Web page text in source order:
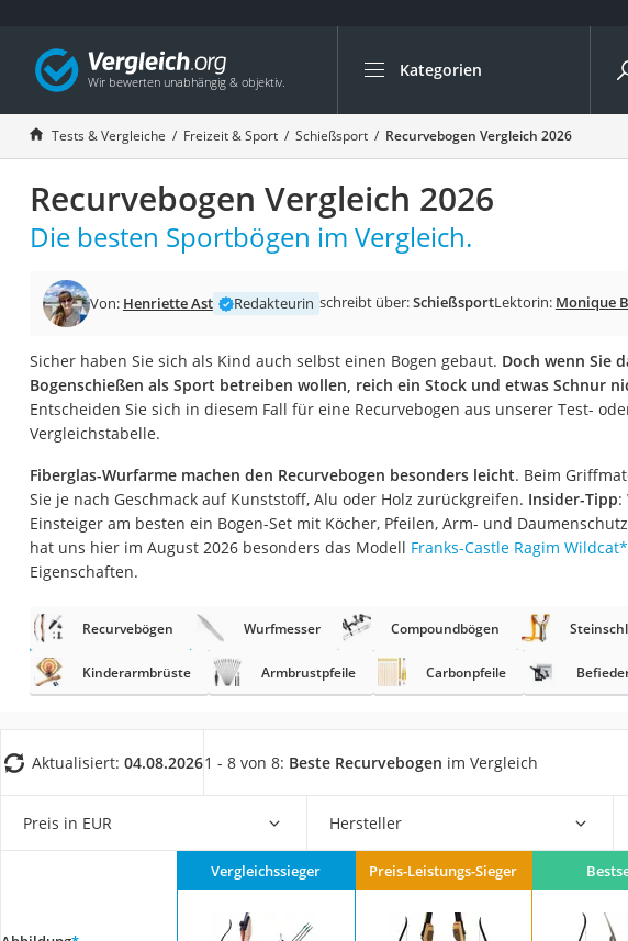
Kategorien
Die beliebtesten Vergleiche nach
Freizeit & Sport
Gartentrampolin
Trampolin
Metalldetektor
Eufab-Fahrradträger
Trampolin 366 cm
Aluminium-Koffer
Futterboot
E-Bike-Dreirad
Trekkingschuhe Herren
Reisetasche mit Rollen
Koffer
Nachtsichtgerät
Faltschloss
Vibrationsplatte
Sicherheitsweste Reiten
Service
Tests & Vergleiche Freizeit & Sport Schießsport Recurvebogen Vergleich 2026
Recurvebogen Vergleich 2026
Die besten Sportbögen im Vergleich.
Von: Henriette Ast Redakteurin schreibt über:SchießsportLektorin: Monique
Sicher haben Sie sich als Kind auch selbst einen Bogen gebaut. Doch wenn Sie
Bogenschießen als Sport betreiben wollen, reich ein Stock und etwas Schnur
Entscheiden Sie sich in diesem Fall für eine Recurvebogen aus unserer Test-
Vergleichstabelle.
Fiberglas-Wurfarme machen den Recurvebogen besonders leicht. Beim
Sie je nach Geschmack auf Kunststoff, Alu oder Holz zurückgreifen. Insider-Tipp:
Einsteiger am besten ein Bogen-Set mit Köcher, Pfeilen, Arm- und
hat uns hier im August 2026 besonders das Modell Franks-Castle Ragim Wildcat*
Eigenschaften.
Recurvebögen Wurfmesser Compoundbögen
Kinderarmbrüste Armbrustpfeile Carbonpfeile
Aktualisiert: 04.08.20261 - 8 von 8: Beste Recurvebogen im Vergleich
Preis in EUR Hersteller
Vergleichssieger Preis-Leistungs-Sieger